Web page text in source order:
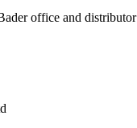
office and distributor